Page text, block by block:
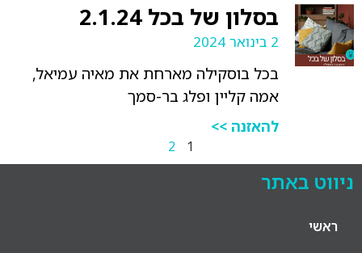
בסלון של בכל 2.1.24
2 בינואר 2024
בכל בוסקילה מארחת את מאיה עמיאל,
אמה קליין ופלג בר-סמך
להאזנה >>
1
2
ניווט באתר
ראשי